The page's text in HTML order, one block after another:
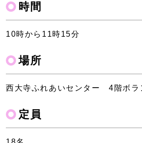
時間
10時から11時15分
場所
西大寺ふれあいセンター 4階ボラ
定員